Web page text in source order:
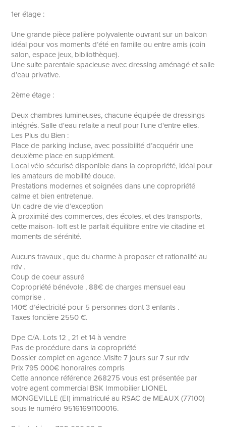
1er étage :
Une grande pièce palière polyvalente ouvrant sur un balcon
idéal pour vos moments d’été en famille ou entre amis (coin
salon, espace jeux, bibliothèque).
Une suite parentale spacieuse avec dressing aménagé et salle
d’eau privative.
2ème étage :
Deux chambres lumineuses, chacune équipée de dressings
intégrés. Salle d'eau refaite a neuf pour l'une d'entre elles.
Les Plus du Bien :
Place de parking incluse, avec possibilité d’acquérir une
deuxième place en supplément.
Local vélo sécurisé disponible dans la copropriété, idéal pour
les amateurs de mobilité douce.
Prestations modernes et soignées dans une copropriété
calme et bien entretenue.
Un cadre de vie d’exception
À proximité des commerces, des écoles, et des transports,
cette maison- loft est le parfait équilibre entre vie citadine et
moments de sérénité.
Aucuns travaux , que du charme à proposer et rationalité au
rdv .
Coup de coeur assuré
Copropriété bénévole , 88€ de charges mensuel eau
comprise .
140€ d’électricité pour 5 personnes dont 3 enfants .
Taxes foncière 2550 €.
Dpe C/A. Lots 12 , 21 et 14 à vendre
Pas de procédure dans la copropriété
Dossier complet en agence .Visite 7 jours sur 7 sur rdv
Prix 795 000€ honoraires compris
Cette annonce référence 268275 vous est présentée par
votre agent commercial BSK Immobilier LIONEL
MONGEVILLE (EI) immatriculé au RSAC de MEAUX (77100)
sous le numéro 95161691100016.